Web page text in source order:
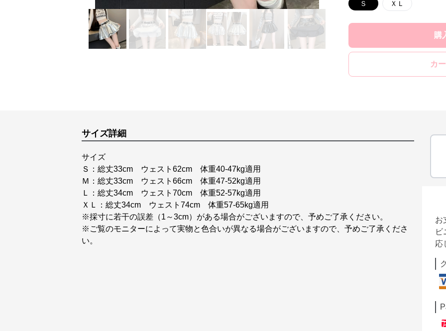
Ｓ ＸＬ
購
カ
サイズ詳細
サイズ
Ｓ：総丈33cm ウェスト62cm 体重40-47kg適用
Ｍ：総丈33cm ウェスト66cm 体重47-52kg適用
Ｌ：総丈34cm ウェスト70cm 体重52-57kg適用
ＸＬ：総丈34cm ウェスト74cm 体重57-65kg適用
※採寸に若干の誤差（1～3cm）がある場合がございますので、予めご了承ください。
※ご覧のモニターによって実物と色合いが異なる場合がございますので、予めご了承くださ
い。
お
ビ
応